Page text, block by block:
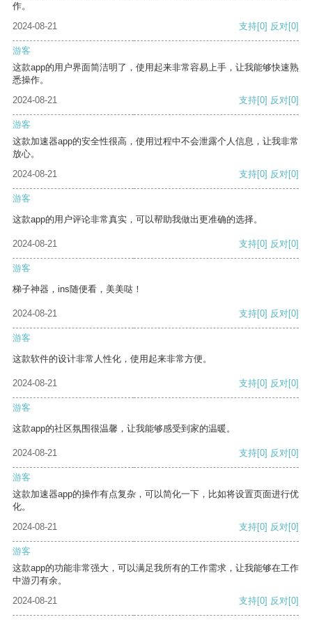
作。
2024-08-21
支持[0] 反对[0]
游客
这款app的用户界面简洁明了，使用起来非常容易上手，让我能够快速熟
悉操作。
2024-08-21
支持[0] 反对[0]
游客
这款加速器app的安全性很高，使用过程中不会泄露个人信息，让我非常
放心。
2024-08-21
支持[0] 反对[0]
游客
这款app的用户评论非常真实，可以帮助我做出更准确的选择。
2024-08-21 支持[0] 反对[0]
游客
梯子神器，ins随便看，美美哒！
2024-08-21 支持[0] 反对[0]
游客
这款软件的设计非常人性化，使用起来非常方便。
2024-08-21 支持[0] 反对[0]
游客
这款app的社区氛围很温馨，让我能够感受到家的温暖。
2024-08-21 支持[0] 反对[0]
游客
这款加速器app的操作有点复杂，可以简化一下，比如将设置页面进行优
化。
2024-08-21
支持[0] 反对[0]
游客
这款app的功能非常强大，可以满足我所有的工作需求，让我能够在工作
中游刃有余。
2024-08-21
支持[0] 反对[0]